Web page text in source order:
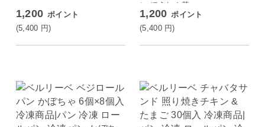
1,200 ポイント
(5,400 円)
ン ほうれん草
1,200 ポイント
(5,400 円)